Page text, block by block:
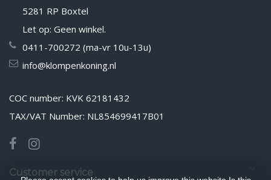
5281 RP Boxtel
Let op: Geen winkel.
0411-700272 (ma-vr 10u-13u)
info@klompenkoning.nl
COC number: KVK 62181432
TAX/VAT Number: NL854699417B01
Customer service